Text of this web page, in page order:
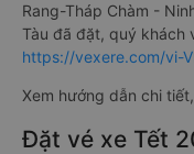
Rang-Tháp Chàm -
Tàu đã đặt, quý khách
https://vexere.com/vi-
Xem hướng dẫn chi
Đặt vé xe Tết